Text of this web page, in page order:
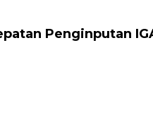
Penginputan